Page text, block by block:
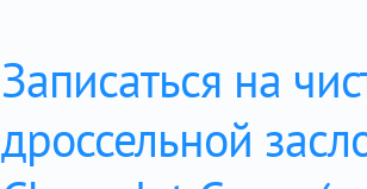
Записаться на
дроссельной